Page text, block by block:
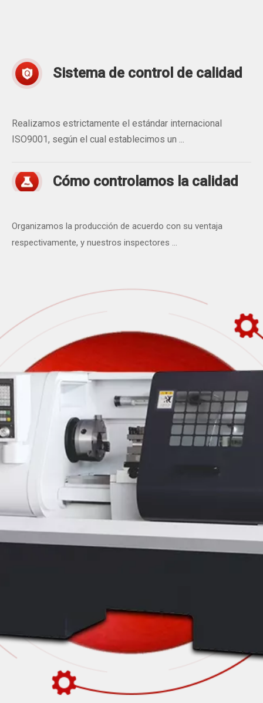
Sistema de control de calidad
Realizamos estrictamente el estándar internacional
ISO9001, según el cual establecimos un ...
Cómo controlamos la calidad
Organizamos la producción de acuerdo con su ventaja
respectivamente, y nuestros inspectores ...